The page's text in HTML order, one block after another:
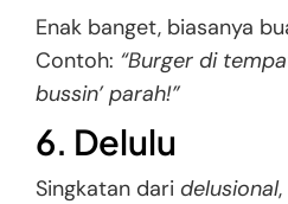
Enak banget, biasanya
Contoh: “Burger di
bussin’ parah!”
6. Delulu
Singkatan dari delusional